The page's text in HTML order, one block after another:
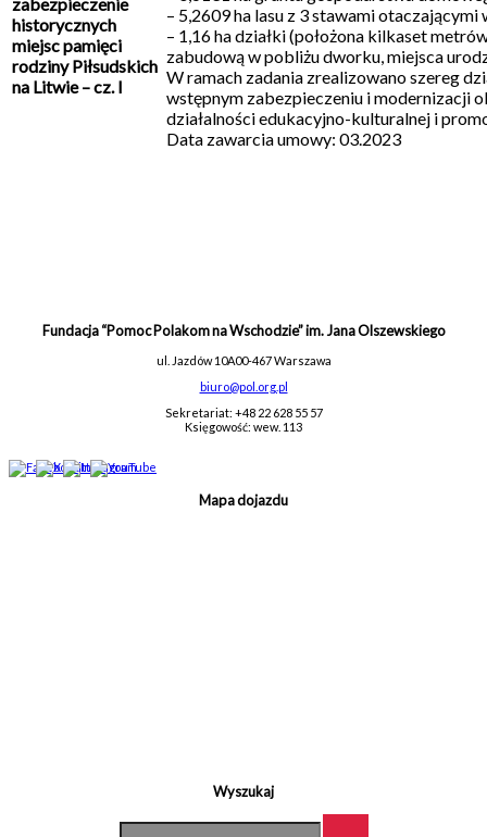
historycznych
miejsc pamięci
rodziny Piłsudskich
na Litwie – cz. I
– 5,2609 ha lasu z 3 stawami otaczającymi
– 1,16 ha działki (położona kilkaset
zabudową w pobliżu dworku, miejsca
W ramach zadania zrealizowano szereg
wstępnym zabezpieczeniu i modernizacji
działalności edukacyjno-kulturalnej i
Data zawarcia umowy: 03.2023
Fundacja “Pomoc Polakom na Wschodzie” im. Jana Olszewskiego
ul. Jazdów 10A00-467 Warszawa
biuro@pol.org.pl
Sekretariat: +48 22 628 55 57
Księgowość: wew. 113
Mapa dojazdu
Wyszukaj